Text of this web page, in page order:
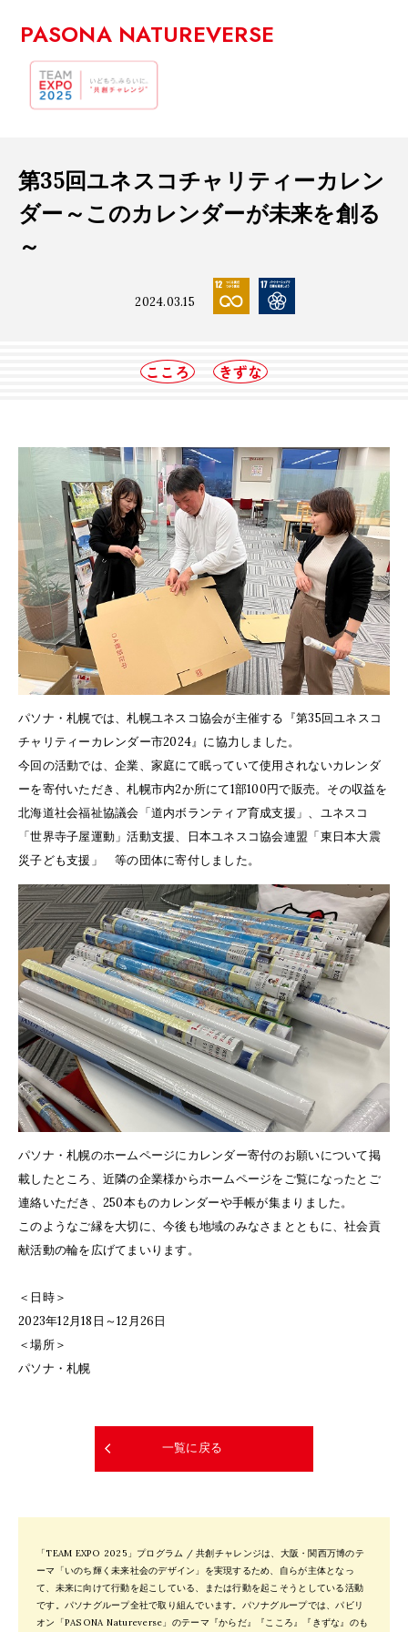
PASONA NATUREVERSE
2024.03.15
第35回ユネスコチャリティーカレン
ダー～このカレンダーが未来を創る
～
こころ きずな
パソナ・札幌では、札幌ユネスコ協会が主催する『第35回ユネスコ
チャリティーカレンダー市2024』に協力しました。
今回の活動では、企業、家庭にて眠っていて使用されないカレンダ
ーを寄付いただき、札幌市内2か所にて1部100円で販売。その収益を
北海道社会福祉協議会「道内ボランティア育成支援」、ユネスコ
「世界寺子屋運動」活動支援、日本ユネスコ協会連盟「東日本大震
災子ども支援」 等の団体に寄付しました。
パソナ・札幌のホームページにカレンダー寄付のお願いについて掲
載したところ、近隣の企業様からホームページをご覧になったとご
連絡いただき、250本ものカレンダーや手帳が集まりました。
このようなご縁を大切に、今後も地域のみなさまとともに、社会貢
献活動の輪を広げてまいります。
＜日時＞
2023年12月18日～12月26日
＜場所＞
パソナ・札幌
一覧に戻る
「TEAM EXPO 2025」プログラム / 共創チャレンジは、大阪・関西万博のテ
ーマ「いのち輝く未来社会のデザイン」を実現するため、自らが主体となっ
て、未来に向けて行動を起こしている、または行動を起こそうとしている活動
です。パソナグループ全社で取り組んでいます。パソナグループでは、パビリ
オン「PASONA Natureverse」のテーマ『からだ』『こころ』『きずな』のも